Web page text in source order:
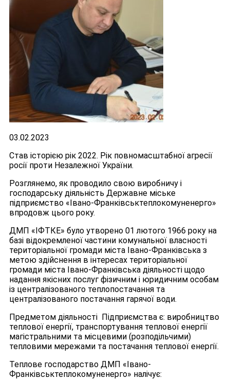
03.02.2023
Став історією рік 2022. Рік повномасштабної агресії
росії проти Незалежної України.
Розглянемо, як проводило свою виробничу і
господарську діяльність Державне міське
підприємство «Івано-Франківськтеплокомуненерго»
впродовж цього року.
ДМП «ІФТКЕ» було утворено 01 лютого 1966 року на
базі відокремленої частини комунальної власності
територіальної громади міста Івано-Франківська з
метою здійснення в інтересах територіальної
громади міста Івано-Франківська діяльності щодо
надання якісних послуг фізичним і юридичним особам
із централізованого теплопостачання та
централізованого постачання гарячої води.
Предметом діяльності Підприємства є: виробництво
теплової енергії, транспортування теплової енергії
магістральними та місцевими (розподільчими)
тепловими мережами та постачання теплової енергії.
Теплове господарство ДМП «Івано-
Франківськтеплокомуненерго» налічує: